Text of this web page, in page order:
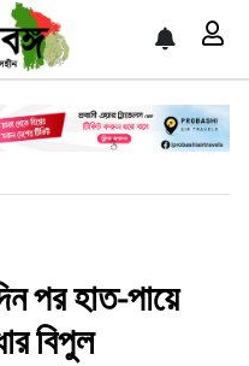
পর হাত-পায়ে
বিপুল